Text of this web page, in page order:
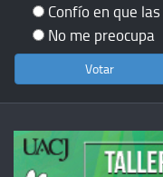
Confío en que
No me preocupa